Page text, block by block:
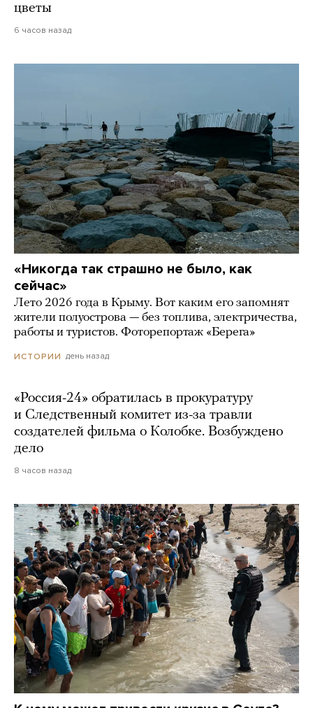
цветы
6 часов назад
«Никогда так страшно не было, как
сейчас»
Лето 2026 года в Крыму. Вот каким его запомнят
жители полуострова — без топлива, электричества,
работы и туристов. Фоторепортаж «Берега»
ИСТОРИИ день назад
«Россия-24» обратилась в прокуратуру
и Следственный комитет из-за травли
создателей фильма о Колобке. Возбуждено
дело
8 часов назад